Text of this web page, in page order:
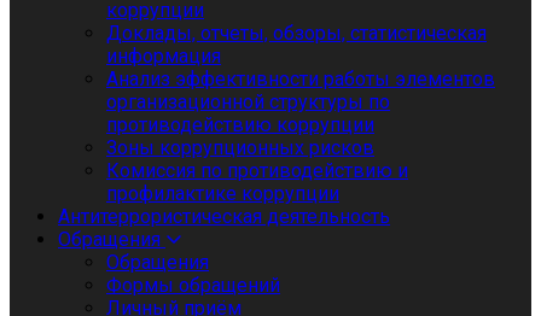
коррупции
Доклады, отчеты, обзоры, статистическая
информация
Анализ эффективности работы элементов
организационной структуры по
противодействию коррупции
Зоны коррупционных рисков
Комиссия по противодействию и
профилактике коррупции
Антитеррористическая деятельность
Обращения
Обращения
Формы обращений
Личный приём